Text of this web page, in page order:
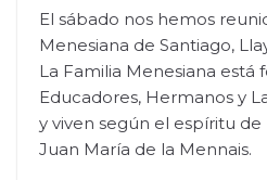
El sábado nos hemos
Menesiana de Santiago,
La Familia Menesiana está
Educadores, Hermanos y
y viven según el espíritu
Juan María de la Mennais.